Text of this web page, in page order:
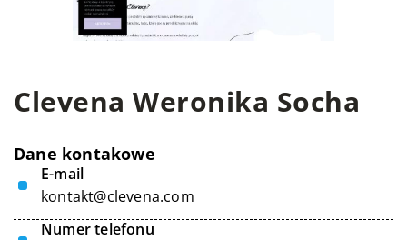
Clevena Weronika Socha
Dane kontakowe
E-mail
kontakt@clevena.com
Numer telefonu